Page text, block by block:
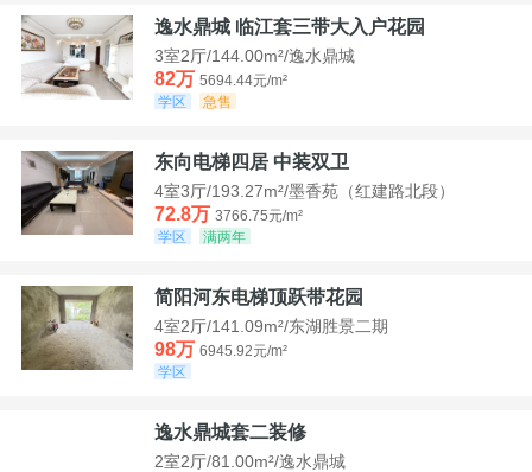
逸水鼎城 临江套三带大入户花园
3室2厅/144.00m²/逸水鼎城
82万 5694.44元/m²
学区
急售
东向电梯四居 中装双卫
4室3厅/193.27m²/墨香苑（红建路北段）
72.8万 3766.75元/m²
学区
满两年
简阳河东电梯顶跃带花园
4室2厅/141.09m²/东湖胜景二期
98万 6945.92元/m²
学区
逸水鼎城套二装修
2室2厅/81.00m²/逸水鼎城